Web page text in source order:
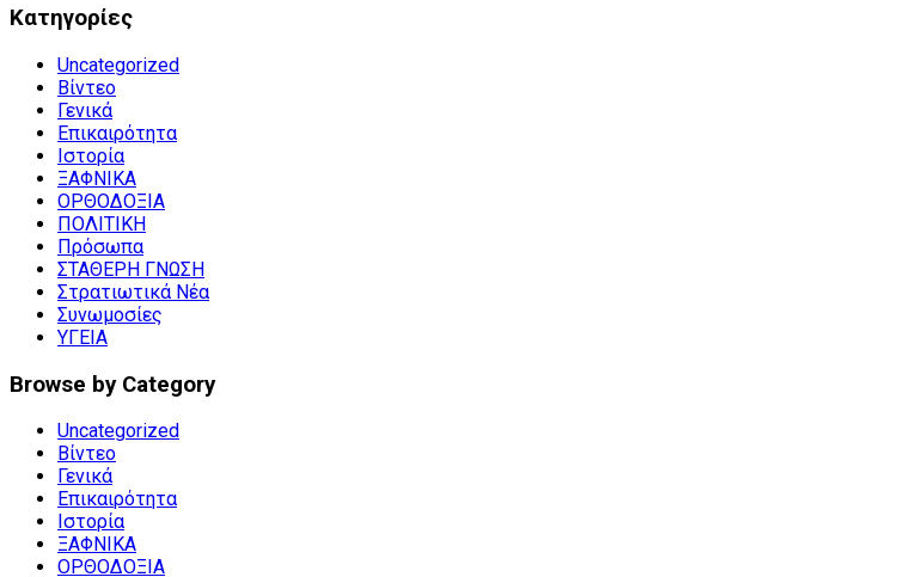
Kατηγορίες
Uncategorized
Βίντεο
Γενικά
Επικαιρότητα
Ιστορία
ΞΑΦΝΙΚΑ
ΟΡΘΟΔΟΞΙΑ
ΠΟΛΙΤΙΚΗ
Πρόσωπα
ΣΤΑΘΕΡΗ ΓΝΩΣΗ
Στρατιωτικά Νέα
Συνωμοσίες
ΥΓΕΙΑ
Browse by Category
Uncategorized
Βίντεο
Γενικά
Επικαιρότητα
Ιστορία
ΞΑΦΝΙΚΑ
ΟΡΘΟΔΟΞΙΑ